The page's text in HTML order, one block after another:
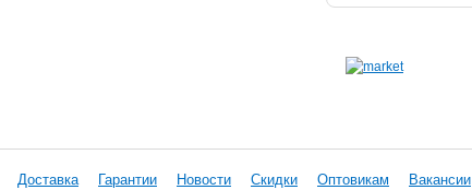
Доставка Гарантии Новости Скидки Оптовикам Вакансии